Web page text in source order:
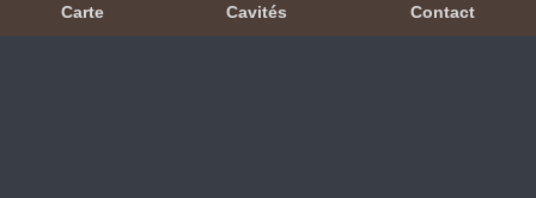
Carte Cavités Contact